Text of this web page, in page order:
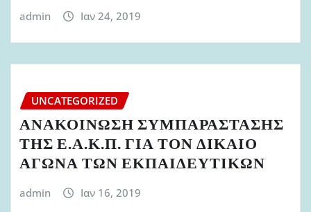
admin Ιαν 24, 2019
UNCATEGORIZED
ΑΝΑΚΟΙΝΩΣΗ ΣΥΜΠΑΡΑΣΤΑΣΗΣ
ΤΗΣ Ε.Α.Κ.Π. ΓΙΑ ΤΟΝ ΔΙΚΑΙΟ
ΑΓΩΝΑ ΤΩΝ ΕΚΠΑΙΔΕΥΤΙΚΩΝ
admin Ιαν 16, 2019